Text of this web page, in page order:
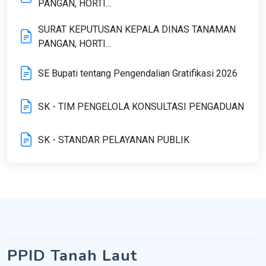
PANGAN, HORTI...
SURAT KEPUTUSAN KEPALA DINAS TANAMAN
PANGAN, HORTI...
SE Bupati tentang Pengendalian Gratifikasi 2026
SK - TIM PENGELOLA KONSULTASI PENGADUAN
SK - STANDAR PELAYANAN PUBLIK
PPID Tanah Laut